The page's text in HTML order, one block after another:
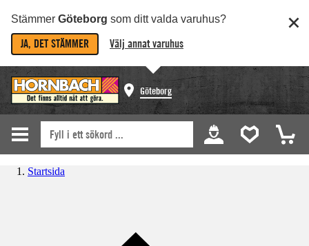
Stämmer Göteborg som ditt valda varuhus?
JA, DET STÄMMER Välj annat varuhus
Göteborg
Startsida